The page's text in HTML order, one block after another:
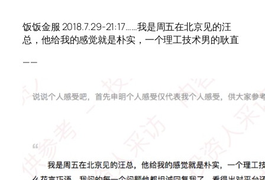
饭饭金服 2018.7.29-21:17……我是周五在北京见的汪
总，他给我的感觉就是朴实，一个理工技术男的耿直
——